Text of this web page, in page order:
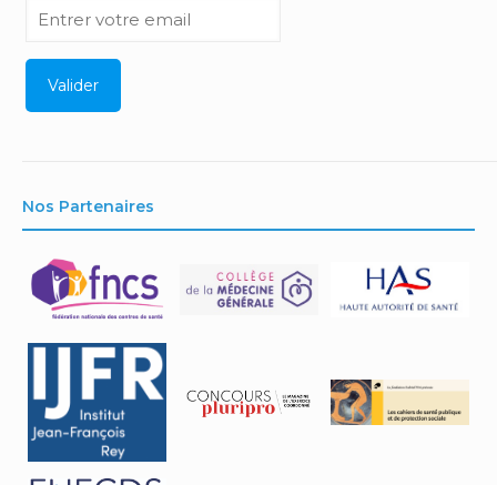
Nos Partenaires